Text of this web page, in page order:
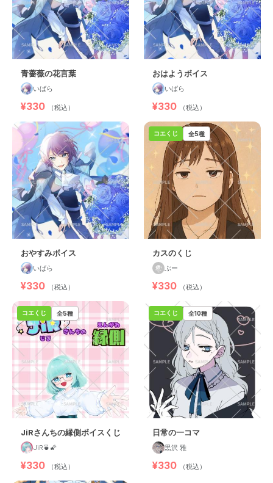
青薔薇の花言葉
いばら
¥330 （税込）
おはようボイス
いばら
¥330 （税込）
おやすみボイス
いばら
¥330 （税込）
コエくじ 全5種
カスのくじ
ぶー
¥330 （税込）
コエくじ 全5種
JiRさんちの縁側ボイスくじ
JiR🍵🌠
¥330 （税込）
コエくじ 全10種
日常の一コマ
黒沢 雅
¥330 （税込）